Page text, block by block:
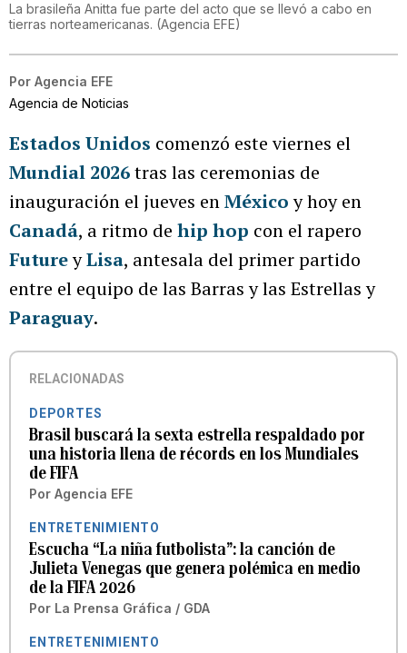
La brasileña Anitta fue parte del acto que se llevó a cabo en
tierras norteamericanas. (Agencia EFE)
Por Agencia EFE
Agencia de Noticias
Estados Unidos comenzó este viernes el
Mundial 2026tras las ceremonias de
inauguración el jueves enMéxicoy hoy en
Canadá, a ritmo de hip hop con el rapero
FutureyLisa, antesala del primer partido
entre el equipo de las Barras y las Estrellas y
Paraguay.
RELACIONADAS
DEPORTES
Brasil buscará la sexta estrella respaldado por
una historia llena de récords en los Mundiales
de FIFA
Por Agencia EFE
ENTRETENIMIENTO
Escucha “La niña futbolista”: la canción de
Julieta Venegas que genera polémica en medio
de la FIFA 2026
Por La Prensa Gráfica / GDA
ENTRETENIMIENTO